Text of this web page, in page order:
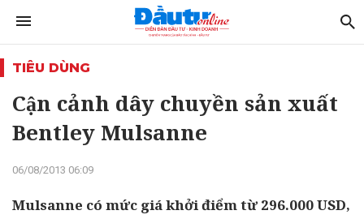
TIÊU DÙNG
Cận cảnh dây chuyền sản xuất
Bentley Mulsanne
06/08/2013 06:09
Mulsanne có mức giá khởi điểm từ 296.000 USD,